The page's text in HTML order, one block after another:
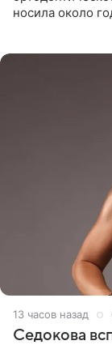
носила около
13 часов назад
Седокова